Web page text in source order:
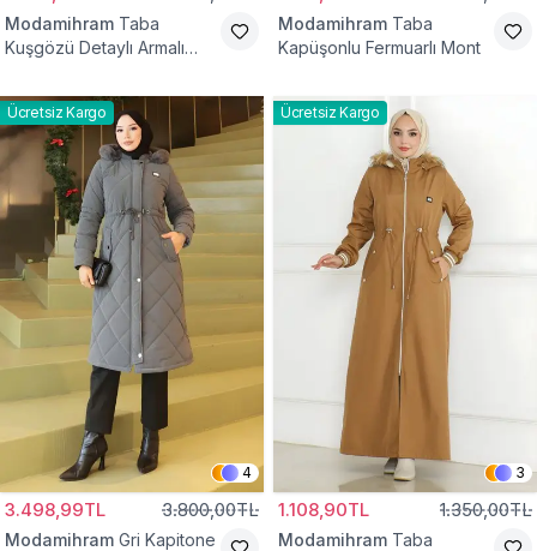
Modamihram Taba
Kuşgözü Detaylı Armalı
Modamihram Taba
Kapüşonlu Fermuarlı Mont
Ücretsiz Kargo
4
3.498,99TL 3.800,00TL
Modamihram Gri Kapitone
Ücretsiz Kargo
3
1.108,90TL 1.350,00TL
Modamihram Taba